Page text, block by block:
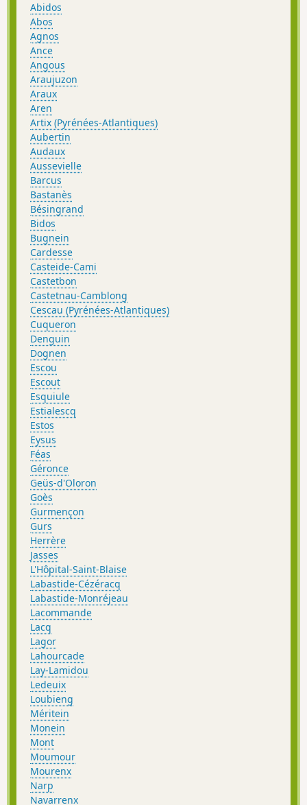
Abidos
Abos
Agnos
Ance
Angous
Araujuzon
Araux
Aren
Artix (Pyrénées-Atlantiques)
Aubertin
Audaux
Aussevielle
Barcus
Bastanès
Bésingrand
Bidos
Bugnein
Cardesse
Casteide-Cami
Castetbon
Castetnau-Camblong
Cescau (Pyrénées-Atlantiques)
Cuqueron
Denguin
Dognen
Escou
Escout
Esquiule
Estialescq
Estos
Eysus
Féas
Géronce
Geüs-d'Oloron
Goès
Gurmençon
Gurs
Herrère
Jasses
L'Hôpital-Saint-Blaise
Labastide-Cézéracq
Labastide-Monréjeau
Lacommande
Lacq
Lagor
Lahourcade
Lay-Lamidou
Ledeuix
Loubieng
Méritein
Monein
Mont
Moumour
Mourenx
Narp
Navarrenx